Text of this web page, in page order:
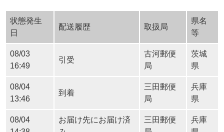
状態発生
日
配送履歴 取扱局
県名
等
08/03
16:49
引受
古河郵便
局
茨城
県
08/04
13:46
到着
三田郵便
局
兵庫
県
08/04
お届け先にお届け済
三田郵便
兵庫